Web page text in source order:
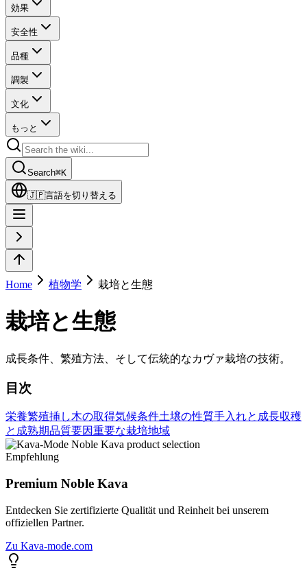
効果
安全性
品種
調製
文化
もっと
Search⌘K
🇯🇵言語を切り替える
Home 植物学 栽培と生態
栽培と生態
成長条件、繁殖方法、そして伝統的なカヴァ栽培の技術。
目次
栄養繁殖挿し木の取得気候条件土壌の性質手入れと成長収穫
と成熟期品質要因重要な栽培地域
Empfehlung
Premium Noble Kava
Entdecken Sie zertifizierte Qualität und Reinheit bei unserem
offiziellen Partner.
Zu Kava-mode.com